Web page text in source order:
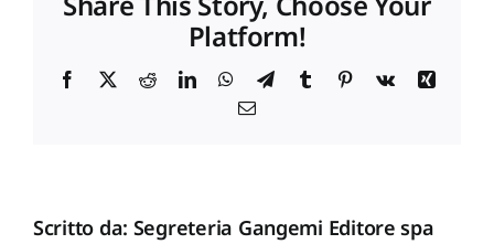
Proposte di pubblicazione
Platform!
Facebook
X RedditLinkedInWhatsApp
TelegramTumblr Pinterest
Vk
Xing
Email
Scritto da: Segreteria Gangemi Editore spa